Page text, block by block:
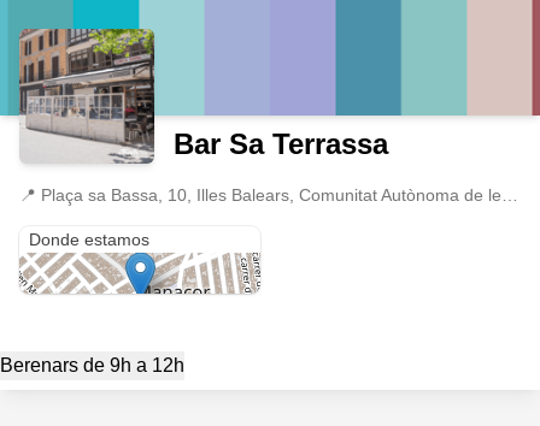
Bar Sa Terrassa
📍
Donde estamos
Berenars de 9h a 12h